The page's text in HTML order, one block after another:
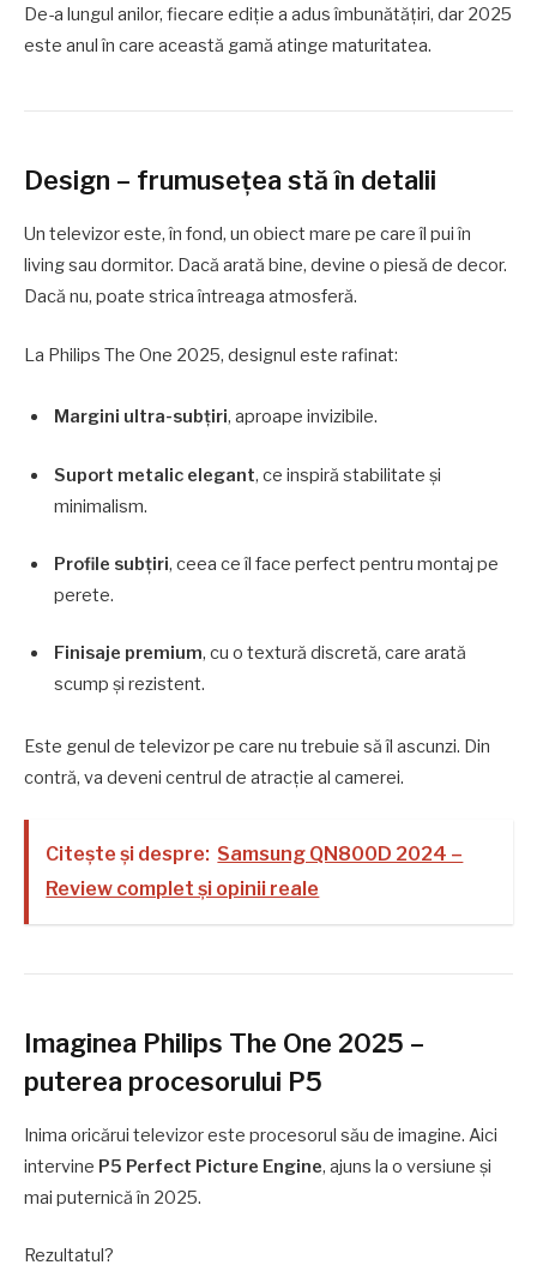
De-a lungul anilor, fiecare ediție a adus îmbunătățiri, dar 2025
este anul în care această gamă atinge maturitatea.
Design – frumusețea stă în detalii
Un televizor este, în fond, un obiect mare pe care îl pui în
living sau dormitor. Dacă arată bine, devine o piesă de decor.
Dacă nu, poate strica întreaga atmosferă.
La Philips The One 2025, designul este rafinat:
Margini ultra-subțiri, aproape invizibile.
Suport metalic elegant, ce inspiră stabilitate și
minimalism.
Profile subțiri, ceea ce îl face perfect pentru montaj pe
perete.
Finisaje premium, cu o textură discretă, care arată
scump și rezistent.
Este genul de televizor pe care nu trebuie să îl ascunzi. Din
contră, va deveni centrul de atracție al camerei.
Citește și despre: Samsung QN800D 2024 –
Review complet și opinii reale
Imaginea Philips The One 2025 –
puterea procesorului P5
Inima oricărui televizor este procesorul său de imagine. Aici
intervine P5 Perfect Picture Engine, ajuns la o versiune și
mai puternică în 2025.
Rezultatul?